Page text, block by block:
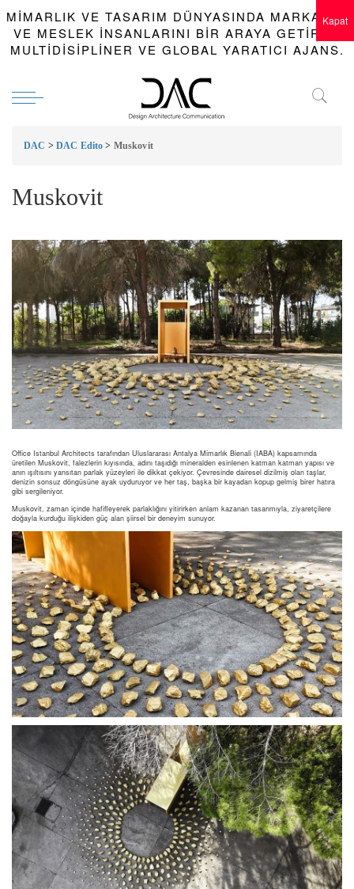
MIMARLIK VE TASARIM DÜNYASINDA MARKALAR
VE MESLEK INSANLARINI BIR ARAYA GETIREN
MULTIDISIPLINER VE GLOBAL YARATICI AJANS.
DAC > DAC Edito > Muskovit
Muskovit
Office Istanbul Architects tarafından Uluslararası Antalya Mimarlık Bienali (IABA) kapsamında
üretilen Muskovit, falezlerin kıyısında, adını taşıdığı mineralden esinlenen katman katman yapısı ve
anın ışıltısını yansıtan parlak yüzeyleri ile dikkat çekiyor. Çevresinde dairesel dizilmiş olan taşlar,
denizin sonsuz döngüsüne ayak uyduruyor ve her taş, başka bir kayadan kopup gelmiş birer hatıra
gibi sergileniyor.
Muskovit, zaman içinde hafifleyerek parlaklığını yitirirken anlam kazanan tasarımıyla, ziyaretçilere
doğayla kurduğu ilişkiden güç alan şiirsel bir deneyim sunuyor.
Kapat